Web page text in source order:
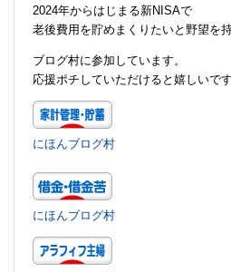
2024年からはじまる新NISAで
老後費用を貯めまくりたいと野望を
ブログ村に参加しています。
応援ポチしていただけると嬉しいです
にほんブログ村
にほんブログ村